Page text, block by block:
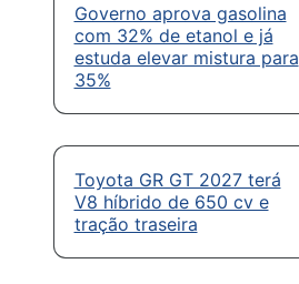
Governo aprova gasolina
com 32% de etanol e já
estuda elevar mistura para
35%
Toyota GR GT 2027 terá
V8 híbrido de 650 cv e
tração traseira